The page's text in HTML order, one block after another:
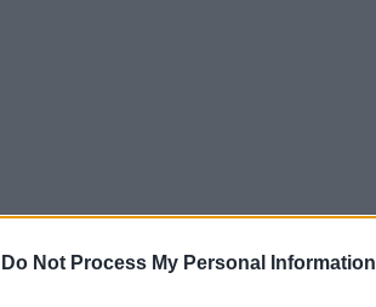
Do Not Process My Personal Information